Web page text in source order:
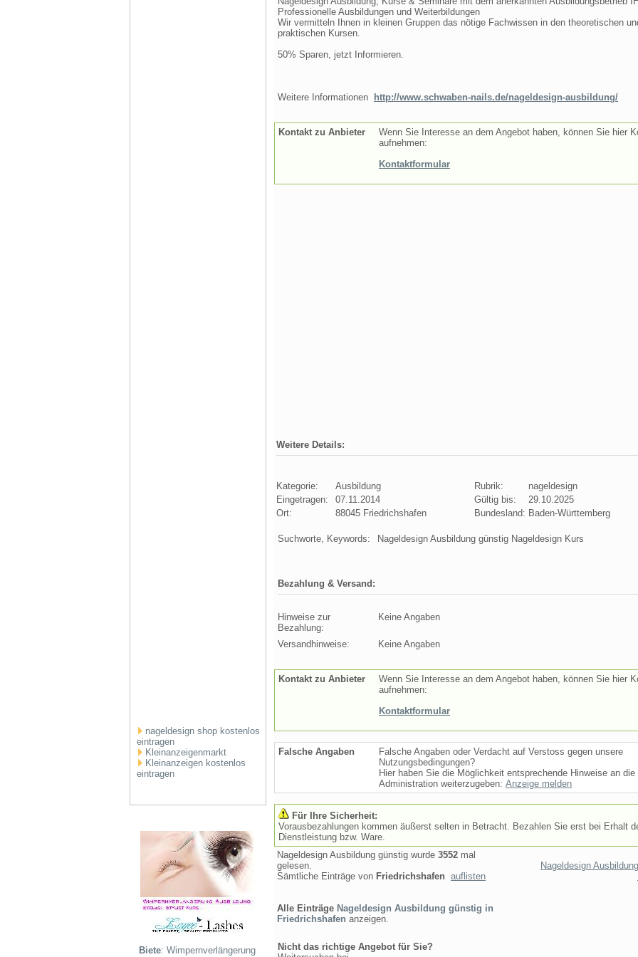
nageldesign shop kostenlos
eintragen
Kleinanzeigenmarkt
Kleinanzeigen kostenlos
eintragen
Biete: Wimpernverlängerung
Professionelle Ausbildungen und Weiterbildungen
Wir vermitteln Ihnen in kleinen Gruppen das nötige Fachwissen in den theoretischen
praktischen Kursen.
50% Sparen, jetzt Informieren.
Weitere Informationen http://www.schwaben-nails.de/nageldesign-ausbildung/
Kontakt zu Anbieter
Wenn Sie Interesse an dem Angebot haben, können Sie hier
aufnehmen:
Kontaktformular
Weitere Details:
Kategorie: Ausbildung Rubrik:
nageldesign
Eingetragen:
07.11.2014 Gültig bis:
29.10.2025
Ort:
88045 Friedrichshafen Bundesland: Baden-Württemberg
Suchworte, Keywords: Nageldesign Ausbildung günstig Nageldesign Kurs
Bezahlung & Versand:
Hinweise zur
Bezahlung:
Keine Angaben
Versandhinweise: Keine Angaben
Kontakt zu Anbieter
Wenn Sie Interesse an dem Angebot haben, können Sie hier
aufnehmen:
Kontaktformular
Falsche Angaben
Falsche Angaben oder Verdacht auf Verstoss gegen unsere
Nutzungsbedingungen?
Hier haben Sie die Möglichkeit entsprechende Hinweise an die
Administration weiterzugeben: Anzeige melden
Für Ihre Sicherheit:
Vorausbezahlungen kommen äußerst selten in Betracht. Bezahlen Sie erst bei Erhalt
Dienstleistung bzw. Ware.
Nageldesign Ausbildung günstig wurde 3552 mal
gelesen.
Sämtliche Einträge von Friedrichshafen auflisten
Alle Einträge Nageldesign Ausbildung günstig in
Friedrichshafen anzeigen.
Nageldesign
Nicht das richtige Angebot für Sie?